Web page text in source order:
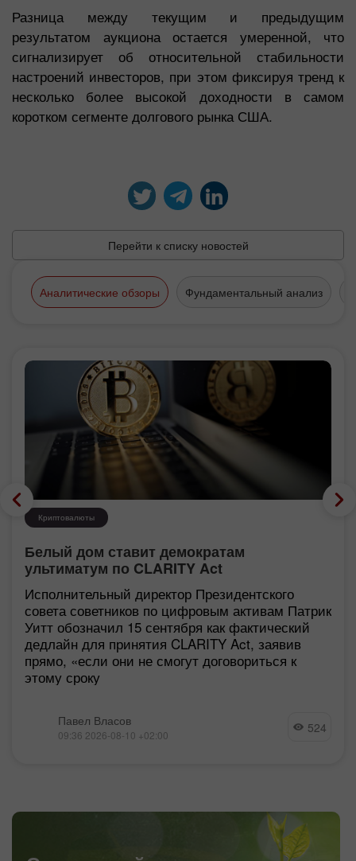
Разница между текущим и предыдущим
результатом аукциона остается умеренной, что
сигнализирует об относительной стабильности
настроений инвесторов, при этом фиксируя тренд к
несколько более высокой доходности в самом
коротком сегменте долгового рынка США.
Перейти к списку новостей
Аналитические обзоры Фундаментальный анализ
Криптовалюты
Белый дом ставит демократам
ультиматум по CLARITY Act
Исполнительный директор Президентского
совета советников по цифровым активам Патрик
Уитт обозначил 15 сентября как фактический
дедлайн для принятия CLARITY Act, заявив
прямо, «если они не смогут договориться к
этому сроку
Павел Власов
09:36 2026-08-10 +02:00 524